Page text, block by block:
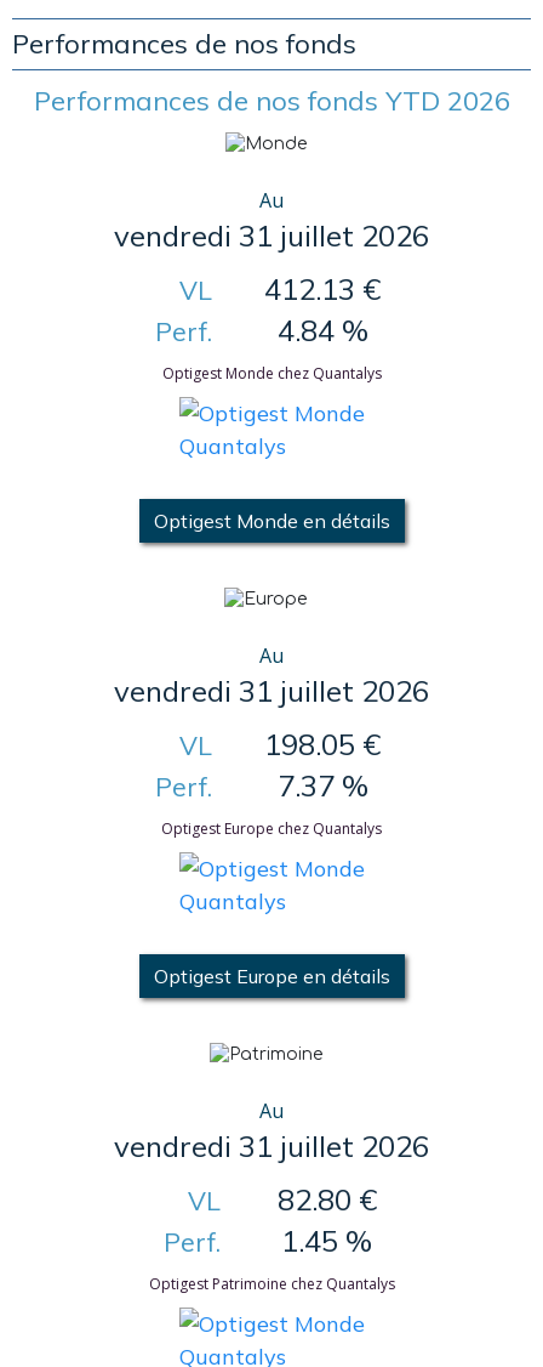
Performances de nos fonds
Performances de nos fonds YTD 2026
Au
vendredi 31 juillet 2026
VL 412.13 €
Perf. 4.84 %
Optigest Monde chez Quantalys
Optigest Monde en détails
Au
vendredi 31 juillet 2026
VL 198.05 €
Perf. 7.37 %
Optigest Europe chez Quantalys
Optigest Europe en détails
Au
vendredi 31 juillet 2026
VL 82.80 €
Perf. 1.45 %
Optigest Patrimoine chez Quantalys